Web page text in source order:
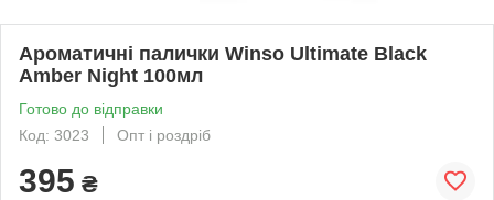
Ароматичні палички Winso Ultimate Black
Amber Night 100мл
Готово до відправки
Код: 3023
Опт і роздріб
395 ₴